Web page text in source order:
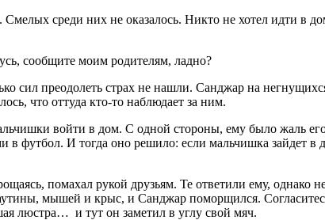
среди них не оказалось. Никто не хотел идти в
сообщите моим родителям, ладно?
преодолеть страх не нашли. Санджар на
что оттуда кто-то наблюдает за ним.
войти в дом. С одной стороны, ему было жаль
футбол. И тогда оно решило: если мальчишка зайдет в
помахал рукой друзьям. Те ответили ему, однако
мышей и крыс, и Санджар поморщился.
люстра… и тут он заметил в углу свой мяч.